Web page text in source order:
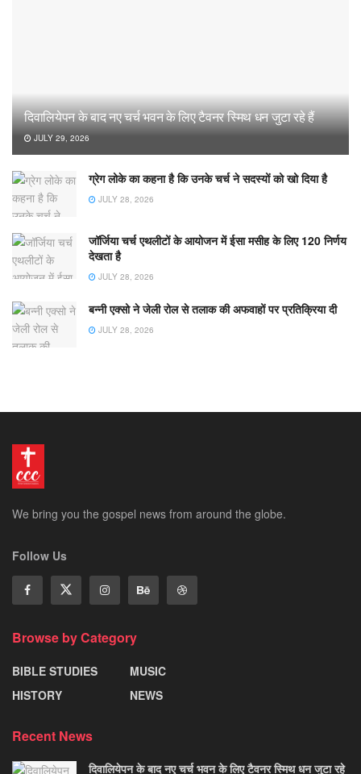
दिवालियेपन के बाद नए चर्च भवन के लिए टैवनर स्मिथ धन जुटा रहे हैं
JULY 29, 2026
ग्रेग लोके का कहना है कि उनके चर्च ने सदस्यों को खो दिया है
JULY 28, 2026
जॉर्जिया चर्च एथलीटों के आयोजन में ईसा मसीह के लिए 120 निर्णय
देखता है
JULY 28, 2026
बन्नी एक्सो ने जेली रोल से तलाक की अफवाहों पर प्रतिक्रिया दी
JULY 28, 2026
We bring you the gospel news from around the globe.
Follow Us
Browse by Category
BIBLE STUDIES
HISTORY
MUSIC
NEWS
Recent News
दिवालियेपन के बाद नए चर्च भवन के लिए टैवनर स्मिथ धन जुटा रहे